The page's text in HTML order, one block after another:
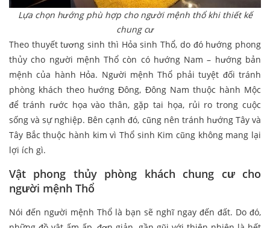
Lựa chọn hướng phù hợp cho người mệnh thổ khi thiết kế
chung cư
Theo thuyết tương sinh thì Hỏa sinh Thổ, do đó hướng phong
thủy cho người mệnh Thổ còn có hướng Nam – hướng bản
mệnh của hành Hỏa. Người mệnh Thổ phải tuyệt đối tránh
phòng khách theo hướng Đông, Đông Nam thuộc hành Mộc
để tránh rước họa vào thân, gặp tai họa, rủi ro trong cuộc
sống và sự nghiệp. Bên cạnh đó, cũng nên tránh hướng Tây và
Tây Bắc thuộc hành kim vì Thổ sinh Kim cũng không mang lại
lợi ích gì.
Vật phong thủy phòng khách chung cư cho
người mệnh Thổ
Nói đến người mệnh Thổ là bạn sẽ nghĩ ngay đến đất. Do đó,